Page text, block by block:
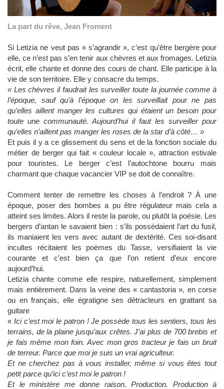
La part du rêve, Jean Froment
Si Letizia ne veut pas « s’agrandir », c’est qu’être bergère pour
elle, ce n’est pas s’en tenir aux chèvres et aux fromages. Letizia
écrit, elle chante et donne des cours de chant. Elle participe à la
vie de son territoire. Elle y consacre du temps.
« Les chèvres il faudrait les surveiller toute la journée comme à
l’époque, sauf qu’à l’époque on les surveillait pour ne pas
qu’elles aillent manger les cultures qui étaient un besoin pour
toute une communauté. Aujourd’hui il faut les surveiller pour
qu’elles n’aillent pas manger les roses de la star d’à côté… »
Et puis il y a ce glissement du sens et de la fonction sociale du
métier de berger qui fait « couleur locale », attraction estivale
pour touristes. Le berger c’est l’autochtone bourru mais
charmant que chaque vacancier VIP se doit de connaître.
Comment tenter de remettre les choses à l’endroit ? À une
époque, poser des bombes a pu être régulateur mais cela a
atteint ses limites. Alors il reste la parole, ou plutôt la poésie. Les
bergers d’antan le savaient bien : s’ils possédaient l’art du fusil,
ils maniaient les vers avec autant de dextérité. Ces soi-disant
incultes récitaient les poèmes du Tasse, versifiaient la vie
courante et c’est bien ça que l’on retient d’eux encore
aujourd’hui.
Letizia chante comme elle respire, naturellement, simplement
mais entièrement. Dans la veine des « cantastoria », en corse
ou en français, elle égratigne ses détracteurs en grattant sa
guitare
« Ici c’est moi le patron ! Je possède tous les sentiers, tous les
terrains, de la plaine jusqu’aux crêtes. J’ai plus de 700 brebis et
je fais même mon foin. Avec mon gros tracteur je fais un bruit
de terreur. Parce que moi je suis un vrai agriculteur.
Et ne cherchez pas à vous installer, même si vous êtes tout
petit parce qu’ici c’est moi le patron !
Et le ministère me donne raison. Production. Production à